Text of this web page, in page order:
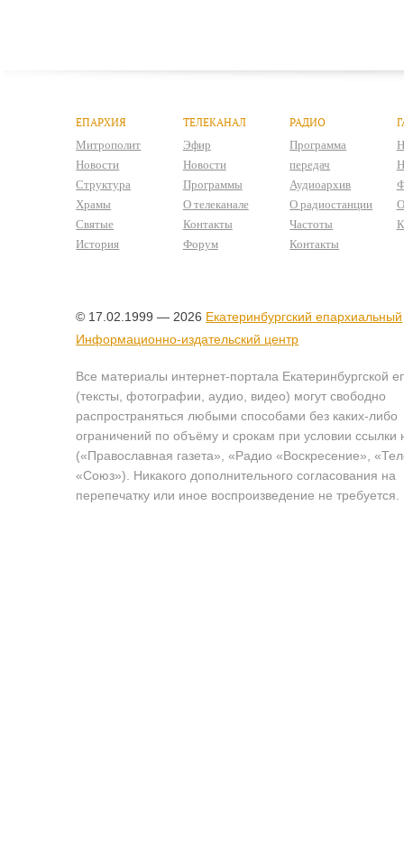
ЕПАРХИЯ
Митрополит
Новости
Структура
Храмы
Святые
История
ТЕЛЕКАНАЛ
Эфир
Новости
Программы
О телеканале
Контакты
Форум
РАДИО
Программа
передач
Аудиоархив
О радиостанции
Частоты
Контакты
© 17.02.1999 — 2026 Екатеринбургский епархиальный
Информационно-издательский центр
Все материалы интернет-портала Екатеринбургской
(тексты, фотографии, аудио, видео) могут свободно
распространяться любыми способами без каких-либо
ограничений по объёму и срокам при условии ссылки
(«Православная газета», «Радио «Воскресение»,
«Союз»). Никакого дополнительного согласования на
перепечатку или иное воспроизведение не требуется.